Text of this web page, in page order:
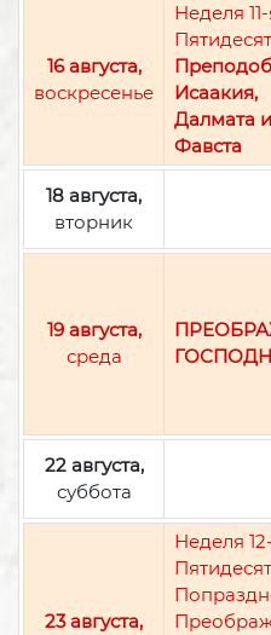
16 августа,
воскресенье
Неделя
Исаакия,
Далмата и
Фавста
18 августа,
вторник
19 августа,
среда
22 августа,
суббота
23 августа,
Неделя